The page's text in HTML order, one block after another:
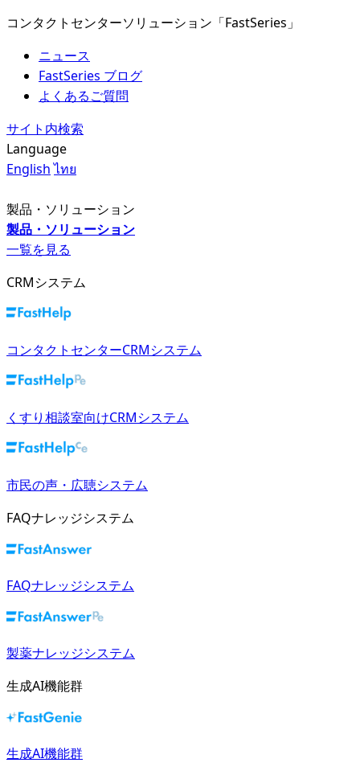
コンタクトセンターソリューション「FastSeries」
ニュース
FastSeries ブログ
よくあるご質問
サイト内検索
Language
English ไทย
製品・ソリューション
製品・ソリューション
一覧を見る
CRMシステム
コンタクトセンターCRMシステム
くすり相談室向けCRMシステム
市民の声・広聴システム
FAQナレッジシステム
FAQナレッジシステム
製薬ナレッジシステム
生成AI機能群
生成AI機能群